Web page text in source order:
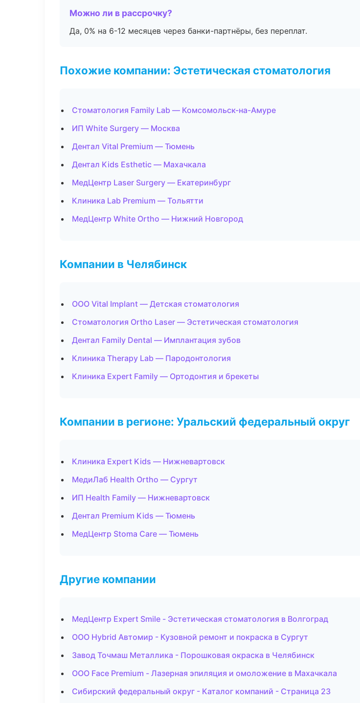
Можно ли в рассрочку?
Да, 0% на 6-12 месяцев через банки-партнёры, без переплат.
Похожие компании: Эстетическая стоматология
Стоматология Family Lab — Комсомольск-на-Амуре
ИП White Surgery — Москва
Дентал Vital Premium — Тюмень
Дентал Kids Esthetic — Махачкала
МедЦентр Laser Surgery — Екатеринбург
Клиника Lab Premium — Тольятти
МедЦентр White Ortho — Нижний Новгород
Компании в Челябинск
ООО Vital Implant — Детская стоматология
Стоматология Ortho Laser — Эстетическая стоматология
Дентал Family Dental — Имплантация зубов
Клиника Therapy Lab — Пародонтология
Клиника Expert Family — Ортодонтия и брекеты
Компании в регионе: Уральский федеральный округ
Клиника Expert Kids — Нижневартовск
МедиЛаб Health Ortho — Сургут
ИП Health Family — Нижневартовск
Дентал Premium Kids — Тюмень
МедЦентр Stoma Care — Тюмень
Другие компании
МедЦентр Expert Smile - Эстетическая стоматология в Волгоград
ООО Hybrid Автомир - Кузовной ремонт и покраска в Сургут
Завод Точмаш Металлика - Порошковая окраска в Челябинск
ООО Face Premium - Лазерная эпиляция и омоложение в Махачкала
Сибирский федеральный округ - Каталог компаний - Страница 23